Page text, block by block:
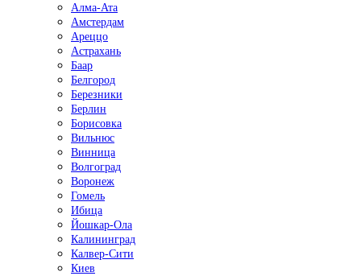
Алма-Ата
Амстердам
Ареццо
Астрахань
Баар
Белгород
Березники
Берлин
Борисовка
Вильнюс
Винница
Волгоград
Воронеж
Гомель
Ибица
Йошкар-Ола
Калининград
Калвер-Сити
Киев